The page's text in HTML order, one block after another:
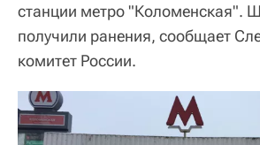
станции метро "Коломенская".
получили ранения, сообщает
комитет России.